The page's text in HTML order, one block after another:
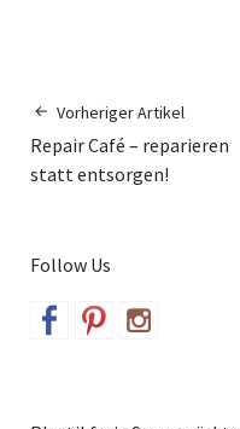
Vorheriger Artikel
Repair Café – reparieren
statt entsorgen!
Follow Us